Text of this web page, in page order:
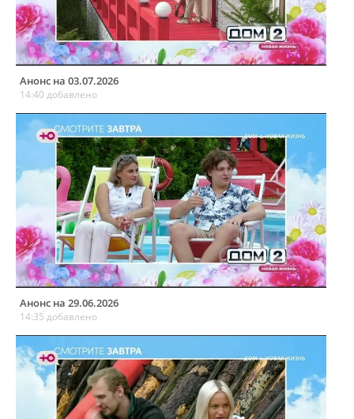
Анонс на 03.07.2026
14:40 добавлено
Анонс на 29.06.2026
14:35 добавлено